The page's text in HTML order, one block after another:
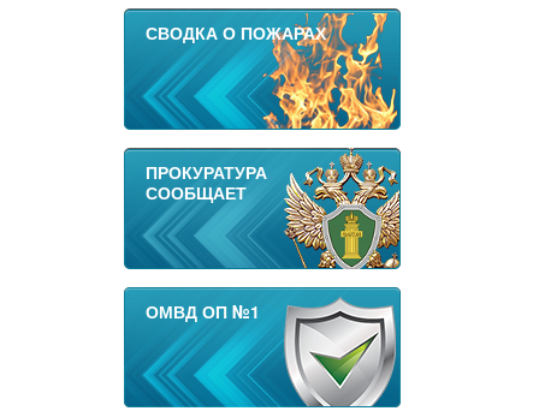
СВОДКА О ПОЖАРАХ
ПРОКУРАТУРА
СООБЩАЕТ
ОМВД ОП №1